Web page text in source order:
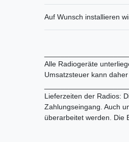
Auf Wunsch installieren
Alle Radiogeräte
Umsatzsteuer kann
Lieferzeiten der Radios:
Zahlungseingang. Auch
überarbeitet werden. Die